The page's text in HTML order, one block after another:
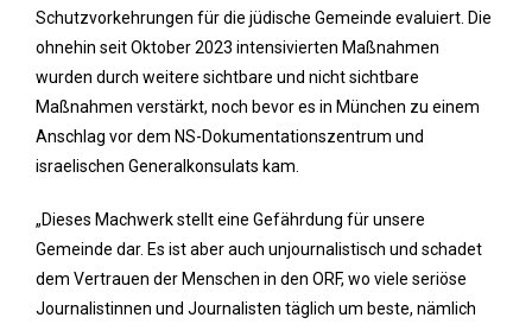
Schutzvorkehrungen für die jüdische Gemeinde evaluiert. Die
ohnehin seit Oktober 2023 intensivierten Maßnahmen
wurden durch weitere sichtbare und nicht sichtbare
Maßnahmen verstärkt, noch bevor es in München zu einem
Anschlag vor dem NS-Dokumentationszentrum und
israelischen Generalkonsulats kam.
„Dieses Machwerk stellt eine Gefährdung für unsere
Gemeinde dar. Es ist aber auch unjournalistisch und schadet
dem Vertrauen der Menschen in den ORF, wo viele seriöse
Journalistinnen und Journalisten täglich um beste, nämlich